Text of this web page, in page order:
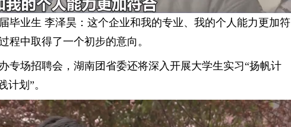
毕业生 李泽昊：这个企业和我的专业、我的个人能力更加符
程中取得了一个初步的意向。
专场招聘会，湖南团省委还将深入开展大学生实习“扬帆计
计划”。